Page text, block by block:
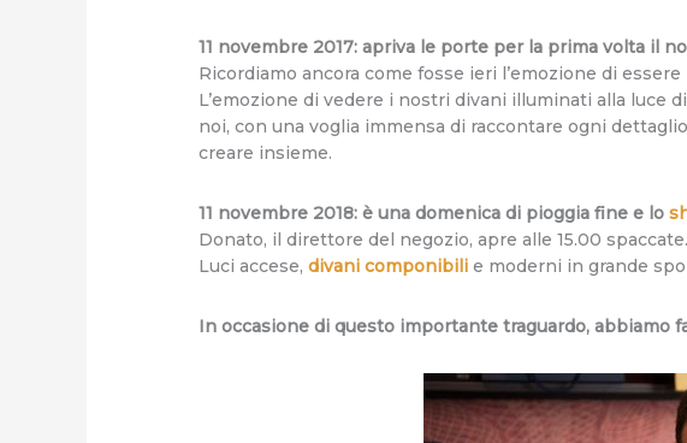
11 novembre 2017: apriva le porte per la prima volta il
Ricordiamo ancora come fosse ieri l’emozione di
L’emozione di vedere i nostri divani illuminati alla
noi, con una voglia immensa di raccontare ogni
creare insieme.
11 novembre 2018: è una domenica di pioggia fine e lo
Donato, il direttore del negozio, apre alle 15.00 spaccate.
Luci accese,divani componibili e moderni in grande
In occasione di questo importante traguardo, abbiamo